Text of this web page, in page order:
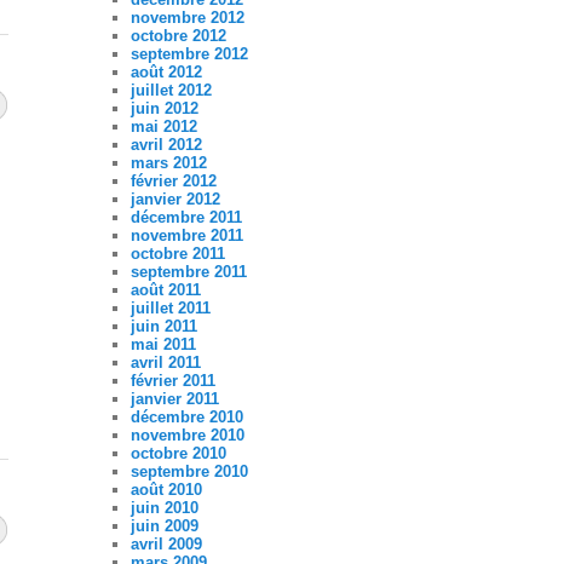
novembre 2012
octobre 2012
septembre 2012
août 2012
juillet 2012
juin 2012
mai 2012
avril 2012
mars 2012
février 2012
janvier 2012
décembre 2011
novembre 2011
octobre 2011
septembre 2011
août 2011
juillet 2011
juin 2011
mai 2011
avril 2011
février 2011
janvier 2011
décembre 2010
novembre 2010
octobre 2010
septembre 2010
août 2010
juin 2010
juin 2009
avril 2009